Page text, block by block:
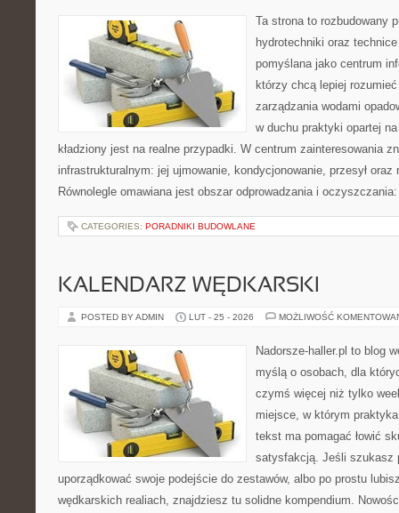
Ta strona to rozbudowany
hydrotechniki oraz
pomyślana jako centrum
którzy chcą lepiej
zarządzania wodami
w duchu praktyki opartej
kładziony jest na realne przypadki. W centrum zainteresowania
infrastrukturalnym: jej ujmowanie, kondycjonowanie, przesył oraz
Równolegle omawiana jest obszar odprowadzania i
CATEGORIES: PORADNIKI BUDOWLANE
KALENDARZ WĘDKARSKI
POSTED BY ADMIN LUT - 25 - 2026 MOŻLIWOŚĆ
Nadorsze-haller.pl to blog
myślą o osobach, dla
czymś więcej niż tylko
miejsce, w którym
tekst ma pomagać łowić
satysfakcją. Jeśli szukasz
uporządkować swoje podejście do zestawów, albo po prostu
wędkarskich realiach, znajdziesz tu solidne kompendium.